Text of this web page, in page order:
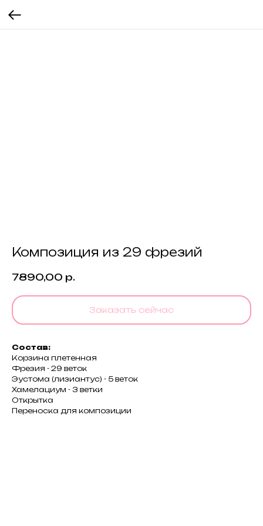
Композиция из 29 фрезий
7890,00 р.
Заказать сейчас
Состав:
Корзина плетенная
Фрезия - 29 веток
Эустома (лизиантус) - 5 веток
Хамелациум - 3 ветки
Открытка
Переноска для композиции